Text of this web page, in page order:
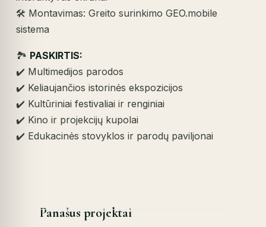
🛠️ Montavimas: Greito surinkimo GEO.mobile
sistema
🏞️ PASKIRTIS:
✔️ Multimedijos parodos
✔️ Keliaujančios istorinės ekspozicijos
✔️ Kultūriniai festivaliai ir renginiai
✔️ Kino ir projekcijų kupolai
✔️ Edukacinės stovyklos ir parodų paviljonai
Panašus projektai